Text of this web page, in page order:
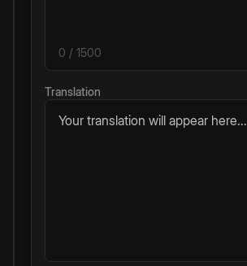
0 / 1500
Translation
Your translation will appear here...